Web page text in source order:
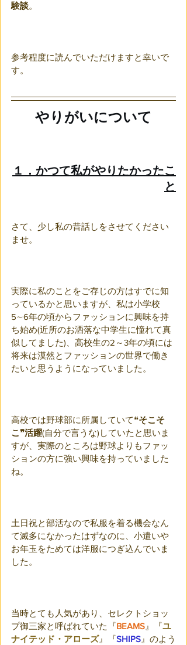
験談。
参考程度に読んでいただけますと幸いで
す。
やりがいについて
１．かつて私がやりたかったこ
と
さて、少し私の昔話しをさせてください
ませ。
実際に私のことをご存じの方はすでに知
っているかと思いますが、私は小学校
5∼6年の頃からファッションに興味を持
ち始め(近所のお洒落な中学生に憧れて真
似してました)、高校生の2～3年の頃には
将来は漠然とファッションの世界で働き
たいと思うようになっていました。
高校では野球部に所属していて❝そこそ
こ❞活躍(自分で言うな)していたと思いま
すが、実際のところは野球よりもファッ
ションの方に強い興味を持っていました
ね。
土日祝と部活なので私服を着る機会なん
て滅多になかったはずなのに、小遣いや
お年玉をためては洋服につぎ込んでいま
した。
当時とても人気があり、セレクトショッ
プ御三家と呼ばれていた『BEAMS 』『ユ
ナイテッド・アローズ』『SHIPS 』のよう